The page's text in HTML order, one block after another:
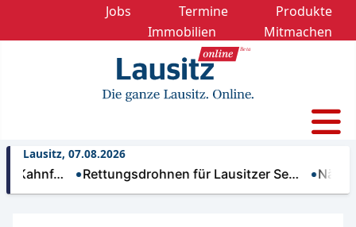
Jobs Termine
Produkte
Immobilien
Mitmachen
Lausitz, 07.08.2026
Rettungsdrohnen für Lausitzer Se… Nächtliche